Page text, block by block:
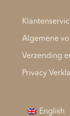
Algemene
Verzending
Privacy
English